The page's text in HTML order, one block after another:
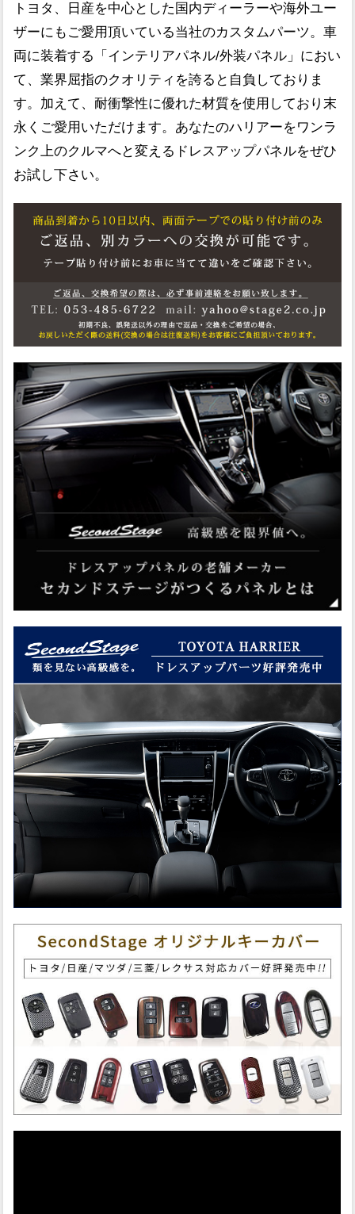
トヨタ、日産を中心とした国内ディーラーや海外ユー
ザーにもご愛用頂いている当社のカスタムパーツ。車
両に装着する「インテリアパネル/外装パネル」におい
て、業界屈指のクオリティを誇ると自負しておりま
す。加えて、耐衝撃性に優れた材質を使用しており末
永くご愛用いただけます。あなたのハリアーをワンラ
ンク上のクルマへと変えるドレスアップパネルをぜひ
お試し下さい。